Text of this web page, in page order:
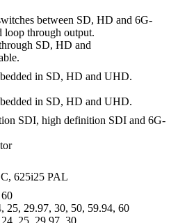
between SD, HD and 6G-
loop through output.
SD, HD and
in SD, HD and UHD.
in SD, HD and UHD.
SDI, high definition SDI and 6G-
625i25 PAL
25, 29.97, 30, 50, 59.94, 60
25, 29.97, 30